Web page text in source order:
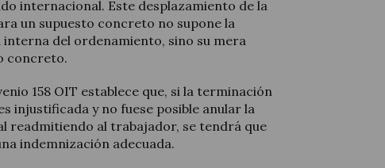
internacional. Este desplazamiento de la
un supuesto concreto no supone la
interna del ordenamiento, sino su mera
concreto.
158 OIT establece que, si la terminación
injustificada y no fuese posible anular la
readmitiendo al trabajador, se tendrá que
indemnización adecuada.